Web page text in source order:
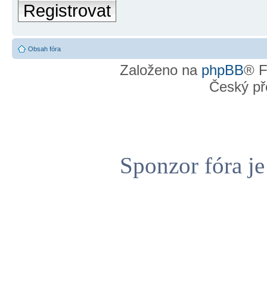
Registrovat
Obsah fóra
Založeno na phpBB®
Český
Sponzor fóra